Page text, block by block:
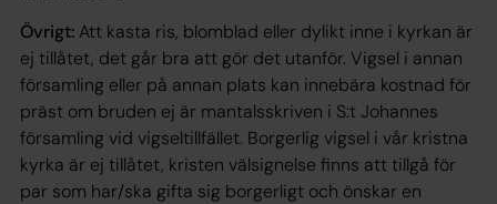
Övrigt: Att kasta ris, blomblad eller dylikt inne i kyrkan är
ej tillåtet, det går bra att gör det utanför. Vigsel i annan
församling eller på annan plats kan innebära kostnad för
präst om bruden ej är mantalsskriven i S:t Johannes
församling vid vigseltillfället. Borgerlig vigsel i vår kristna
kyrka är ej tillåtet, kristen välsignelse finns att tillgå för
par som har/ska gifta sig borgerligt och önskar en